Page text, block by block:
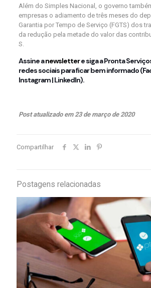
Além do Simples Nacional, o governo
empresas o adiamento de três meses do
Garantia por Tempo de Serviço (FGTS) dos
da redução pela metade do valor das
S.
Assine anewslettere siga a Pronta
redes sociais para ficar bem informado (
Instagram|LinkedIn).
Post atualizado em 23 de março de 2020
Compartilhar
Postagens relacionadas